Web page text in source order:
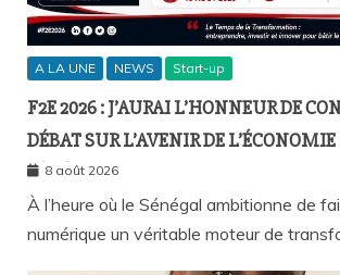
A LA UNE NEWS Start-up
F2E 2026 : J’AURAI L’HONNEUR DE
DÉBAT SUR L’AVENIR DE
SÉNÉGALAISE
8 août 2026
À l’heure où le Sénégal ambitionne de
numérique un véritable moteur de